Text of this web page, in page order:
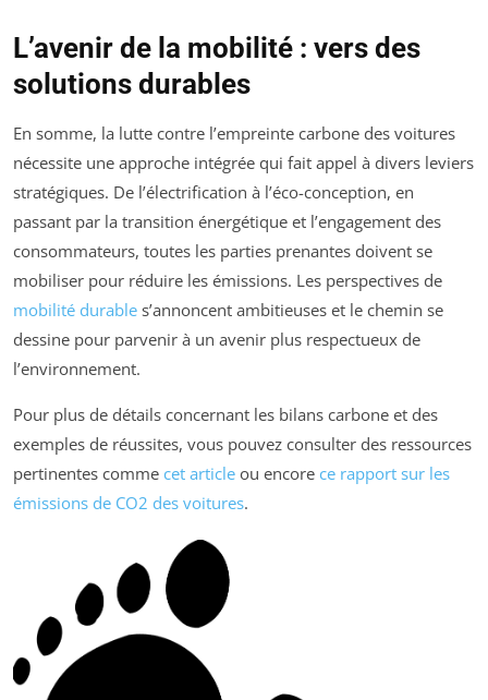
L’avenir de la mobilité : vers des
solutions durables
En somme, la lutte contre l’empreinte carbone des voitures
nécessite une approche intégrée qui fait appel à divers leviers
stratégiques. De l’électrification à l’éco-conception, en
passant par la transition énergétique et l’engagement des
consommateurs, toutes les parties prenantes doivent se
mobiliser pour réduire les émissions. Les perspectives de
mobilité durable s’annoncent ambitieuses et le chemin se
dessine pour parvenir à un avenir plus respectueux de
l’environnement.
Pour plus de détails concernant les bilans carbone et des
exemples de réussites, vous pouvez consulter des ressources
pertinentes comme cet article ou encore ce rapport sur les
émissions de CO2 des voitures.